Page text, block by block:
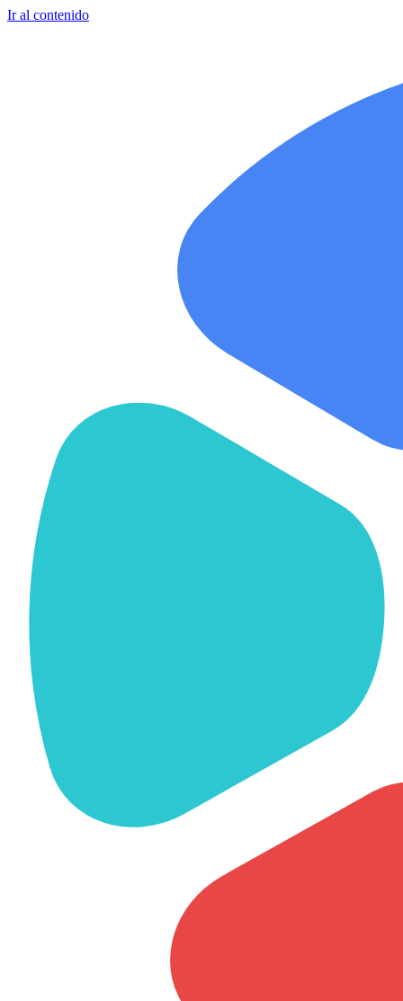
Ir al contenido